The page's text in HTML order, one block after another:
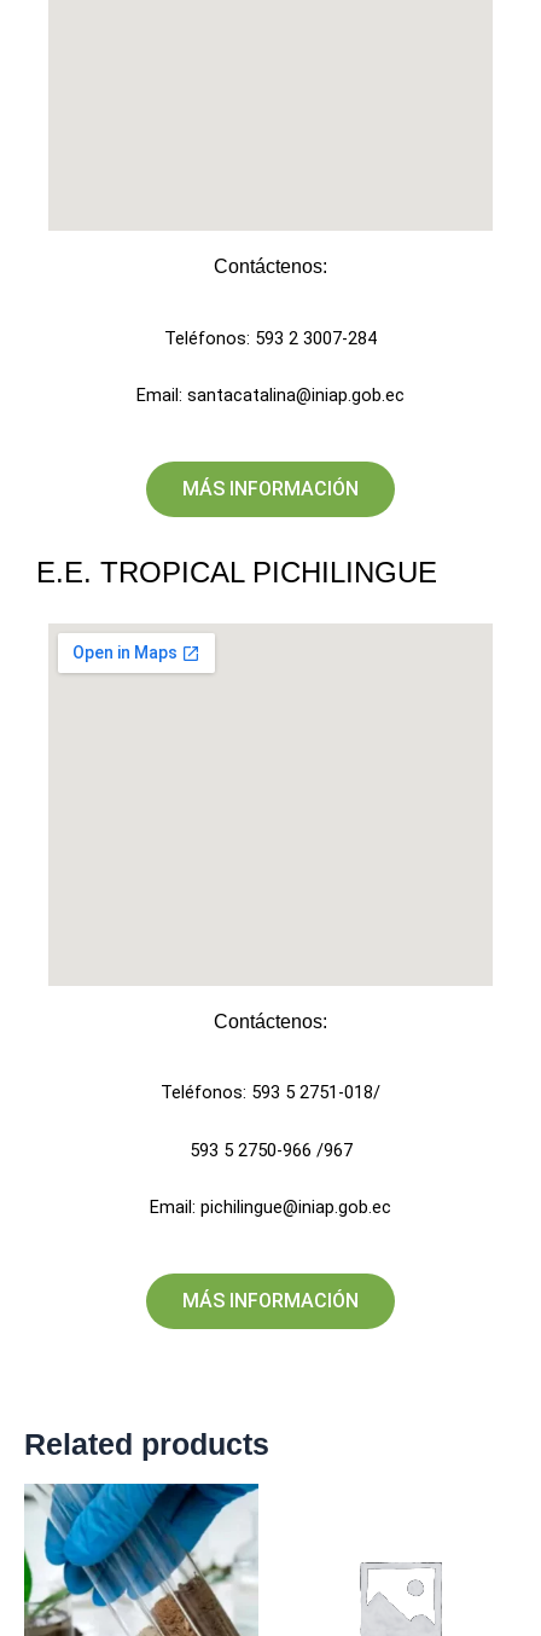
Contáctenos:​
Teléfonos: 593 2 3007-284
Email: santacatalina@iniap.gob.ec
MÁS INFORMACIÓN
E.E. TROPICAL PICHILINGUE
Contáctenos:​
Teléfonos: 593 5 2751-018/
593 5 2750-966 /967
Email: pichilingue@iniap.gob.ec
MÁS INFORMACIÓN
Related products